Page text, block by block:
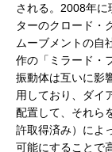
される。2008年に
ターのクロード・
ムーブメントの自
作の「ミラード・
振動体は互いに影
用しており、ダイ
配置して、それら
許取得済み）によ
可能にすることで